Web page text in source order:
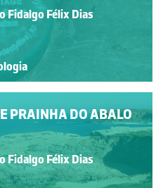
Fidalgo Félix Dias
PRAINHA DO ABALO
Fidalgo Félix Dias